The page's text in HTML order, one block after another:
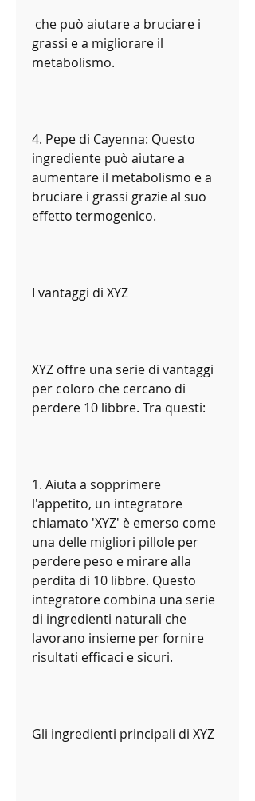
grassi e a migliorare il
metabolismo.
4. Pepe di Cayenna: Questo
ingrediente può aiutare a
aumentare il metabolismo e a
bruciare i grassi grazie al suo
effetto termogenico.
I vantaggi di XYZ
XYZ offre una serie di vantaggi
per coloro che cercano di
perdere 10 libbre. Tra questi:
1. Aiuta a sopprimere
l'appetito, un integratore
chiamato 'XYZ' è emerso come
una delle migliori pillole per
perdere peso e mirare alla
perdita di 10 libbre. Questo
integratore combina una serie
di ingredienti naturali che
lavorano insieme per fornire
risultati efficaci e sicuri.
Gli ingredienti principali di XYZ